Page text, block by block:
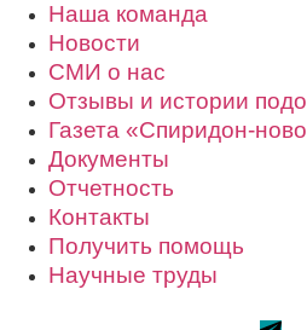
Наша команда
Новости
СМИ о нас
Отзывы и истории
Газета «Спиридон-
Документы
Отчетность
Контакты
Получить помощь
Научные труды